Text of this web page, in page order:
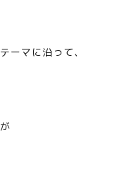
ーマに沿って、